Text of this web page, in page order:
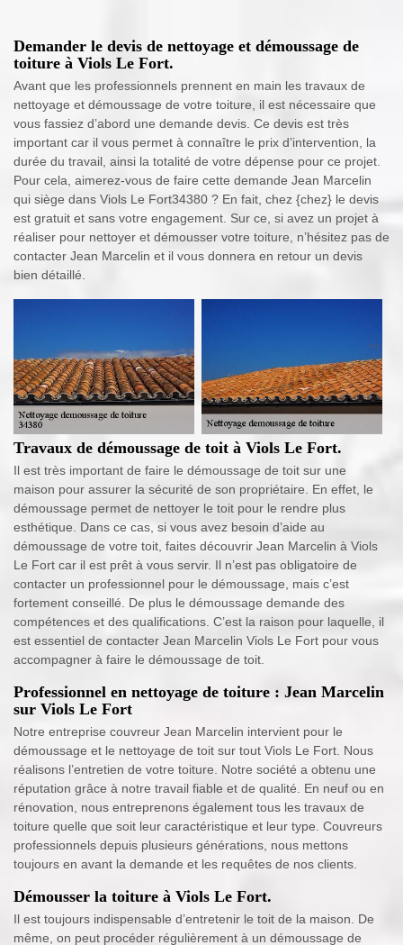
Demander le devis de nettoyage et démoussage de
toiture à Viols Le Fort.
Avant que les professionnels prennent en main les travaux de
nettoyage et démoussage de votre toiture, il est nécessaire que
vous fassiez d’abord une demande devis. Ce devis est très
important car il vous permet à connaître le prix d’intervention, la
durée du travail, ainsi la totalité de votre dépense pour ce projet.
Pour cela, aimerez-vous de faire cette demande Jean Marcelin
qui siège dans Viols Le Fort34380 ? En fait, chez {chez} le devis
est gratuit et sans votre engagement. Sur ce, si avez un projet à
réaliser pour nettoyer et démousser votre toiture, n’hésitez pas de
contacter Jean Marcelin et il vous donnera en retour un devis
bien détaillé.
Travaux de démoussage de toit à Viols Le Fort.
Il est très important de faire le démoussage de toit sur une
maison pour assurer la sécurité de son propriétaire. En effet, le
démoussage permet de nettoyer le toit pour le rendre plus
esthétique. Dans ce cas, si vous avez besoin d’aide au
démoussage de votre toit, faites découvrir Jean Marcelin à Viols
Le Fort car il est prêt à vous servir. Il n’est pas obligatoire de
contacter un professionnel pour le démoussage, mais c’est
fortement conseillé. De plus le démoussage demande des
compétences et des qualifications. C’est la raison pour laquelle, il
est essentiel de contacter Jean Marcelin Viols Le Fort pour vous
accompagner à faire le démoussage de toit.
Professionnel en nettoyage de toiture : Jean Marcelin
sur Viols Le Fort
Notre entreprise couvreur Jean Marcelin intervient pour le
démoussage et le nettoyage de toit sur tout Viols Le Fort. Nous
réalisons l’entretien de votre toiture. Notre société a obtenu une
réputation grâce à notre travail fiable et de qualité. En neuf ou en
rénovation, nous entreprenons également tous les travaux de
toiture quelle que soit leur caractéristique et leur type. Couvreurs
professionnels depuis plusieurs générations, nous mettons
toujours en avant la demande et les requêtes de nos clients.
Démousser la toiture à Viols Le Fort.
Il est toujours indispensable d’entretenir le toit de la maison. De
même, on peut procéder régulièrement à un démoussage de